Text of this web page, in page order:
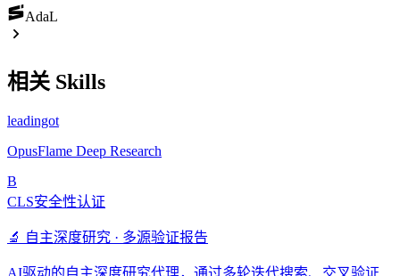
AdaL
相关 Skills
leadingot
OpusFlame Deep Research
B
CLS安全性认证
🔬 自主深度研究 · 多源验证报告
AI驱动的自主深度研究代理，通过多轮迭代搜索、交叉验证